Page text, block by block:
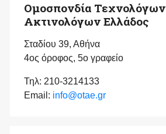
Ομοσπονδία Τεχνολόγων
Ακτινολόγων Ελλάδος
Σταδίου 39, Αθήνα
4ος όροφος, 5ο γραφείο
Τηλ: 210-3214133
Email: info@otae.gr